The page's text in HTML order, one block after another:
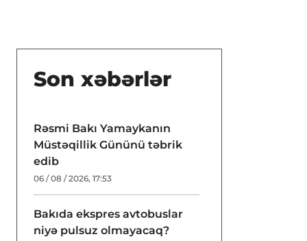
Son xəbərlər
Rəsmi Bakı Yamaykanın
Müstəqillik Gününü təbrik
edib
06 / 08 / 2026, 17:53
Bakıda ekspres avtobuslar
niyə pulsuz olmayacaq?